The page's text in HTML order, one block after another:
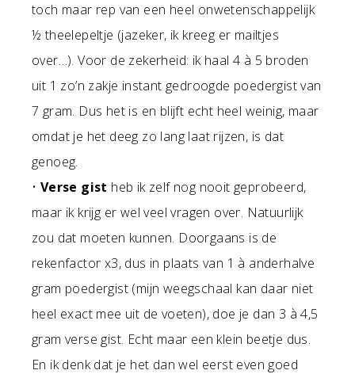
toch maar rep van een heel onwetenschappelijk
½ theelepeltje (jazeker, ik kreeg er mailtjes
over…). Voor de zekerheid: ik haal 4 à 5 broden
uit 1 zo’n zakje instant gedroogde poedergist van
7 gram. Dus het is en blijft echt heel weinig, maar
omdat je het deeg zo lang laat rijzen, is dat
genoeg.
• Verse gist heb ik zelf nog nooit geprobeerd,
maar ik krijg er wel veel vragen over. Natuurlijk
zou dat moeten kunnen. Doorgaans is de
rekenfactor x3, dus in plaats van 1 à anderhalve
gram poedergist (mijn weegschaal kan daar niet
heel exact mee uit de voeten), doe je dan 3 à 4,5
gram verse gist. Echt maar een klein beetje dus.
En ik denk dat je het dan wel eerst even goed